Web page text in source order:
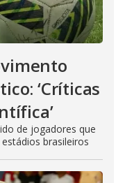
‘Críticas
de jogadores que
brasileiros